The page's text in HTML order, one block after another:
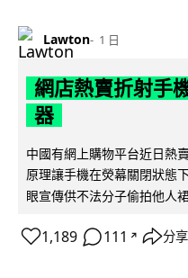
Lawton 1 日
網店熱賣折射手
器
中國有網上購物平台近日熱
原理讓手機在熒幕關閉狀態
眼宣傳供不法分子偷拍他人
1,189 111 ↗ 分享